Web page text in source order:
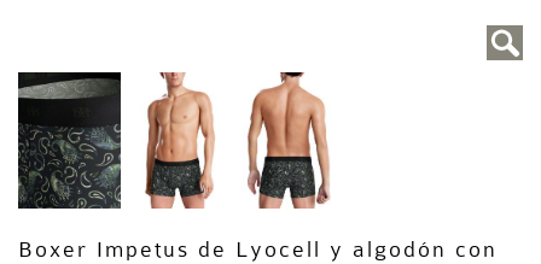
Boxer Impetus de Lyocell y algodón con